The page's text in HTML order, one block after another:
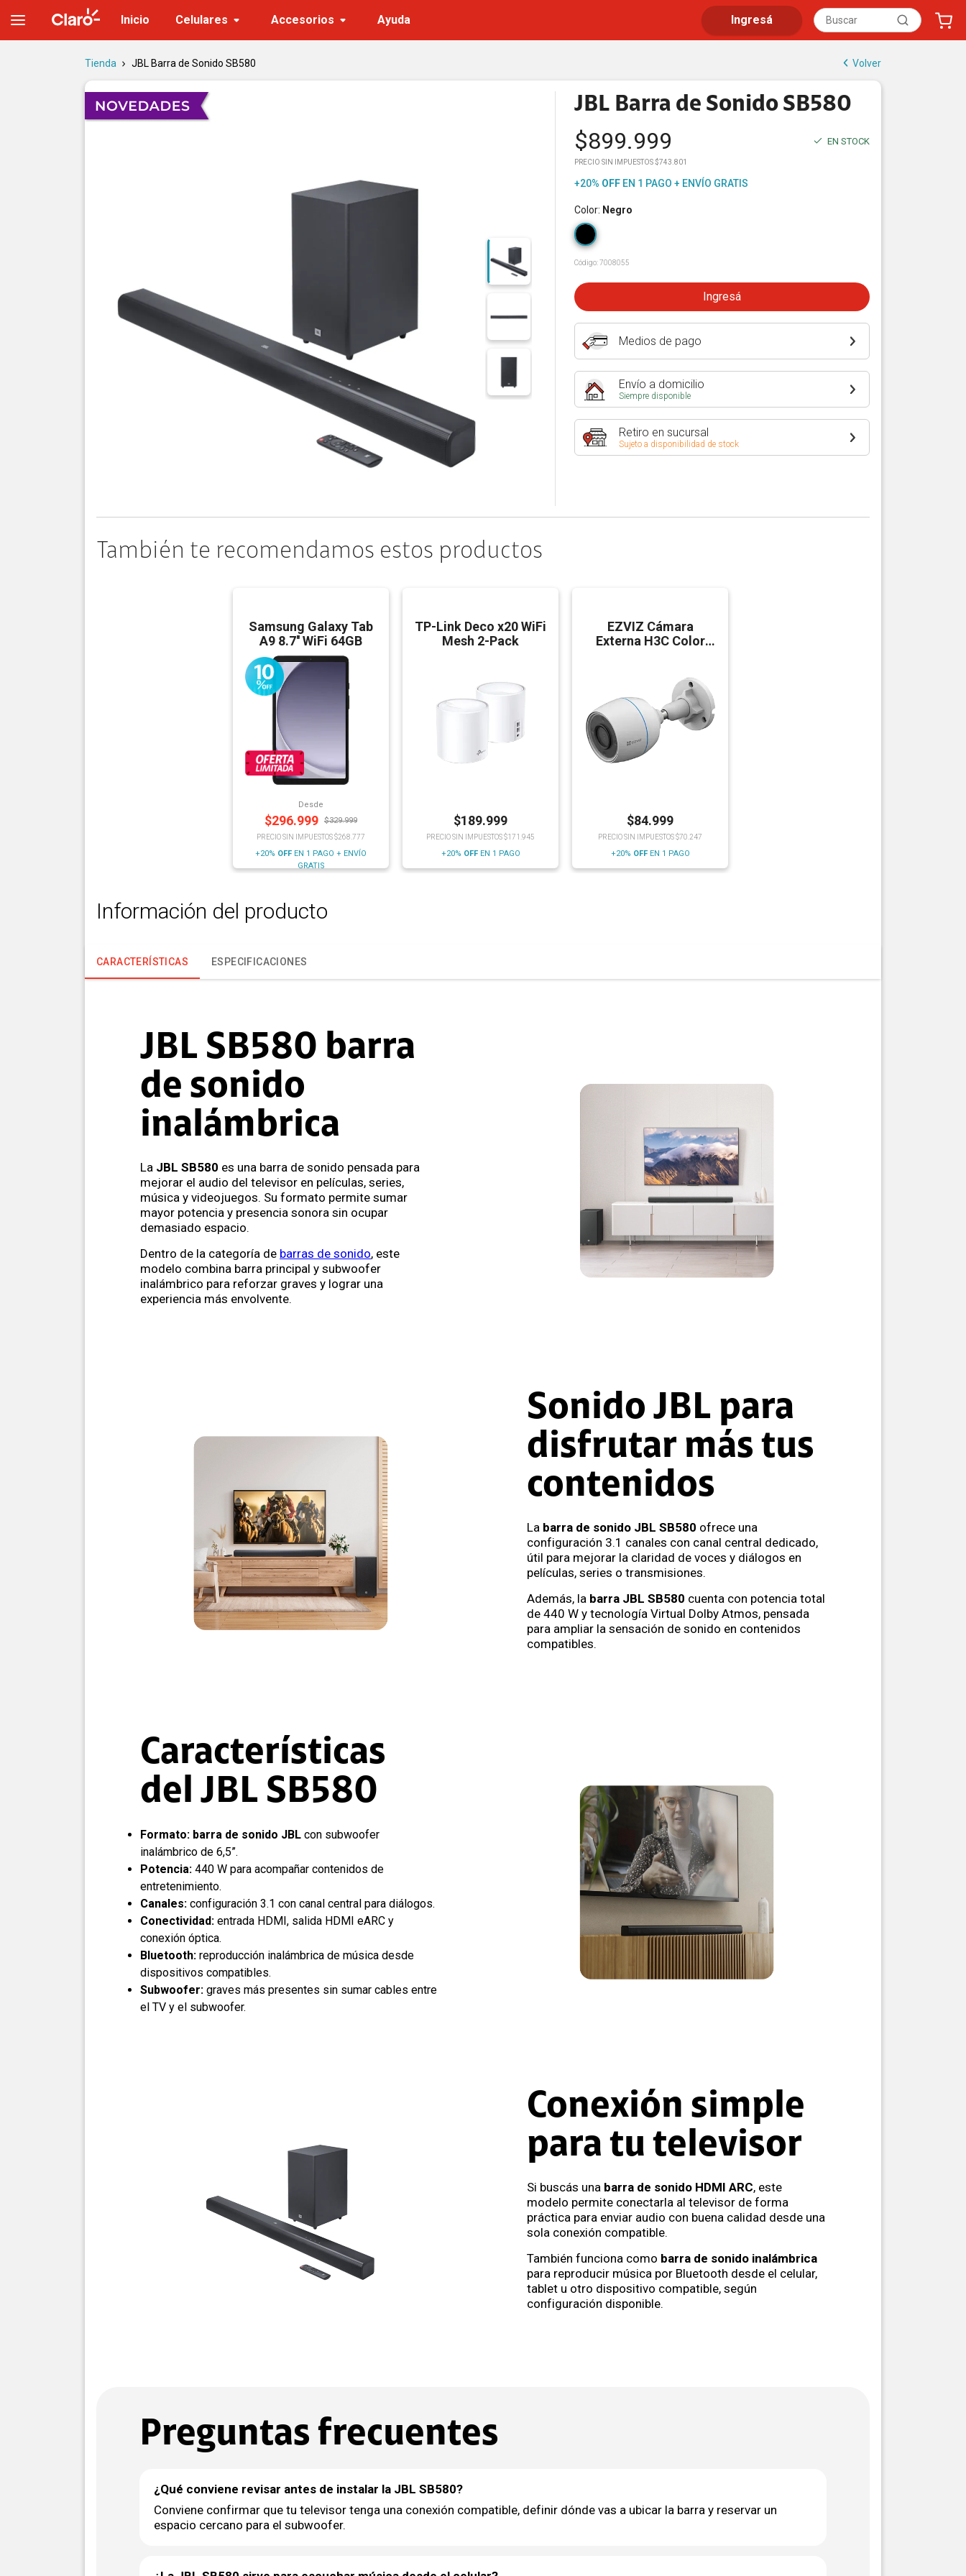
Inicio Celulares Accesorios Ayuda Ingresá
Tienda JBL Barra de Sonido SB580 Volver
JBL Barra de Sonido SB580
$899.999 EN STOCK
PRECIO SIN IMPUESTOS $743.801
+20% OFFEN 1 PAGO + ENVÍO GRATIS
Color: Negro
Código:7008055
Ingresá
Medios de pago
Envío a domicilio
Siempre disponible
Retiro en sucursal
Sujeto a disponibilidad de stock
También te recomendamos estos productos
Samsung Galaxy Tab
A9 8.7'' WiFi 64GB
Desde
$296.999 $329.999
PRECIO SIN IMPUESTOS $268.777
+20% OFF EN 1 PAGO + ENVÍO
GRATIS
TP-Link Deco x20 WiFi
Mesh 2-Pack
$189.999
PRECIO SIN IMPUESTOS $171.945
+20% OFFEN 1 PAGO
EZVIZ Cámara
Externa H3C Color
$84.999
PRECIO SIN IMPUESTOS $70.247
+20% OFFEN 1 PAGO
Información del producto
CARACTERÍSTICAS ESPECIFICACIONES
JBL SB580 barra
de sonido
inalámbrica
La JBL SB580 es una barra de sonido pensada para
mejorar el audio del televisor en películas, series,
música y videojuegos. Su formato permite sumar
mayor potencia y presencia sonora sin ocupar
demasiado espacio.
Dentro de la categoría de barras de sonido, este
modelo combina barra principal y subwoofer
inalámbrico para reforzar graves y lograr una
experiencia más envolvente.
Sonido JBL para
disfrutar más tus
contenidos
La barra de sonido JBL SB580 ofrece una
configuración 3.1 canales con canal central dedicado,
útil para mejorar la claridad de voces y diálogos en
películas, series o transmisiones.
Además, la barra JBL SB580 cuenta con potencia total
de 440 W y tecnología Virtual Dolby Atmos, pensada
para ampliar la sensación de sonido en contenidos
compatibles.
Características
del JBL SB580
Formato: barra de sonido JBL con subwoofer
inalámbrico de 6,5”.
Potencia: 440 W para acompañar contenidos de
entretenimiento.
Canales: configuración 3.1 con canal central para diálogos.
Conectividad: entrada HDMI, salida HDMI eARC y
conexión óptica.
Bluetooth: reproducción inalámbrica de música desde
dispositivos compatibles.
Subwoofer: graves más presentes sin sumar cables entre
el TV y el subwoofer.
Conexión simple
para tu televisor
Si buscás una barra de sonido HDMI ARC, este
modelo permite conectarla al televisor de forma
práctica para enviar audio con buena calidad desde una
sola conexión compatible.
También funciona como barra de sonido inalámbrica
para reproducir música por Bluetooth desde el celular,
tablet u otro dispositivo compatible, según
configuración disponible.
Preguntas frecuentes
¿Qué conviene revisar antes de instalar la JBL SB580?
Conviene confirmar que tu televisor tenga una conexión compatible, definir dónde vas a ubicar la barra y reservar un
espacio cercano para el subwoofer.
JBL SB580 barra de sonido inalámbrica | Claro